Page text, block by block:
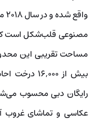
بیش از
رایگان دبی محسوب
عکاسی و تماشای غروب